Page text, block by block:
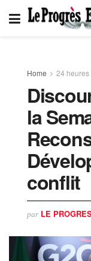
Home 24 heures
la
conflit
par LE